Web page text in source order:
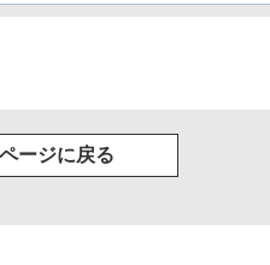
ージに戻る